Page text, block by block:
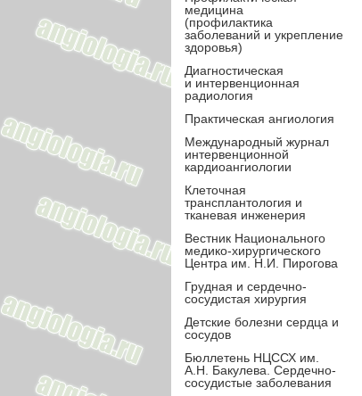
медицина
(профилактика
заболеваний и укрепление
здоровья)
Диагностическая
и интервенционная
радиология
Практическая ангиология
Международный журнал
интервенционной
кардиоангиологии
Клеточная
трансплантология и
тканевая инженерия
Вестник Национального
медико-хирургического
Центра им. Н.И. Пирогова
Грудная и сердечно-
сосудистая хирургия
Детские болезни сердца и
сосудов
Бюллетень НЦССХ им.
А.Н. Бакулева. Сердечно-
сосудистые заболевания